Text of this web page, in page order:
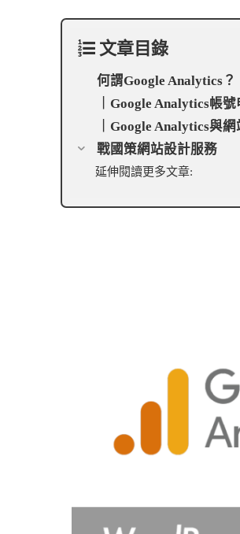
文章目錄
何謂Google Analytics？
｜Google Analytics帳
｜Google Analytics與
戰國策網站設計服務
延伸閱讀更多文章: